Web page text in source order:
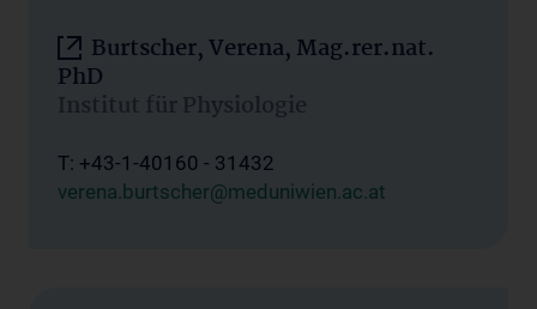
Burtscher, Verena, Mag.rer.nat.
PhD
Institut für Physiologie
T: +43-1-40160 - 31432
verena.burtscher@meduniwien.ac.at